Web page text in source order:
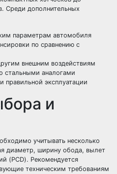
Среди дополнительных
параметрам автомобиля
по сравнению с
внешним воздействиям
стальными аналогами
правильной эксплуатации
и
учитывать несколько
диаметр, ширину обода, вылет
(PCD). Рекомендуется
техническим требованиям